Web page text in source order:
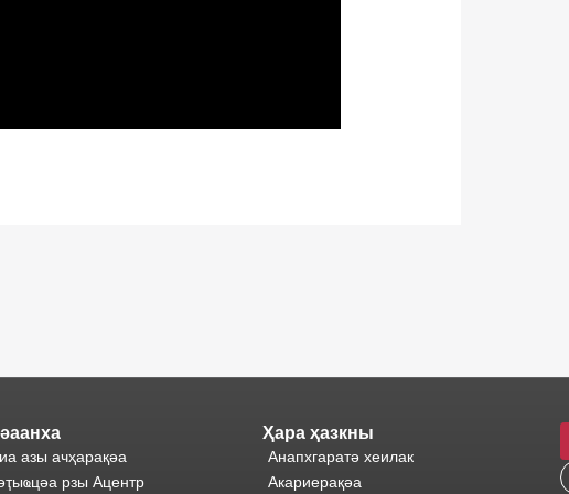
азы ачҳарақәа
рзы Ацентр
Ҳара ҳазкны
Анапхгаратә хеилак
Акариерақәа